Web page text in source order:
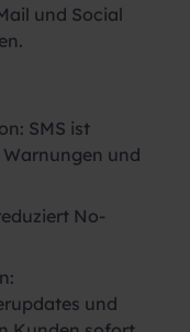
und Social
SMS ist
und
No-
und